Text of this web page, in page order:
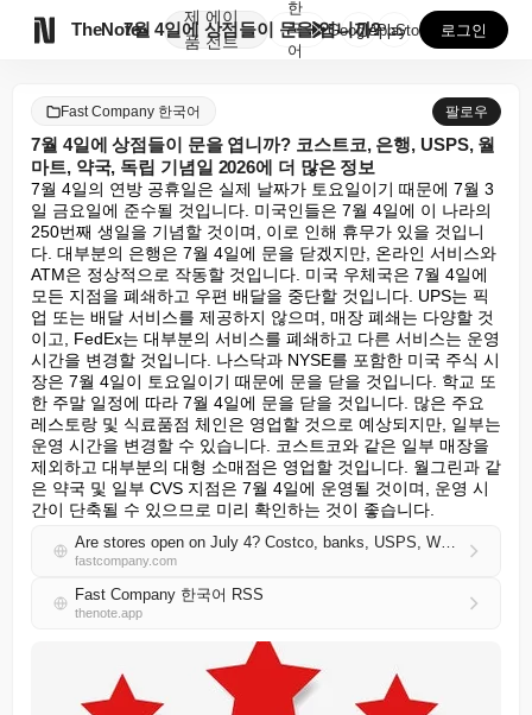
TheNote
제
품
에이
전트
7월 4일에 상점들이 문을 엽니까? 코스트코, 은행, ...
한
국
어
GooglePlay
AppStore 로그인
Fast Company 한국어 팔로우
7월 4일에 상점들이 문을 엽니까? 코스트코, 은행, USPS, 월
마트, 약국, 독립 기념일 2026에 더 많은 정보
7월 4일의 연방 공휴일은 실제 날짜가 토요일이기 때문에 7월 3
일 금요일에 준수될 것입니다. 미국인들은 7월 4일에 이 나라의
250번째 생일을 기념할 것이며, 이로 인해 휴무가 있을 것입니
다. 대부분의 은행은 7월 4일에 문을 닫겠지만, 온라인 서비스와
ATM은 정상적으로 작동할 것입니다. 미국 우체국은 7월 4일에
모든 지점을 폐쇄하고 우편 배달을 중단할 것입니다. UPS는 픽
업 또는 배달 서비스를 제공하지 않으며, 매장 폐쇄는 다양할 것
이고, FedEx는 대부분의 서비스를 폐쇄하고 다른 서비스는 운영
시간을 변경할 것입니다. 나스닥과 NYSE를 포함한 미국 주식 시
장은 7월 4일이 토요일이기 때문에 문을 닫을 것입니다. 학교 또
한 주말 일정에 따라 7월 4일에 문을 닫을 것입니다. 많은 주요
레스토랑 및 식료품점 체인은 영업할 것으로 예상되지만, 일부는
운영 시간을 변경할 수 있습니다. 코스트코와 같은 일부 매장을
제외하고 대부분의 대형 소매점은 영업할 것입니다. 월그린과 같
은 약국 및 일부 CVS 지점은 7월 4일에 운영될 것이며, 운영 시
간이 단축될 수 있으므로 미리 확인하는 것이 좋습니다.
Are stores open on July 4? Costco, banks, USPS, Walmart, pharmacies, more on Independence Day 2026
fastcompany.com
Fast Company 한국어 RSS
thenote.app